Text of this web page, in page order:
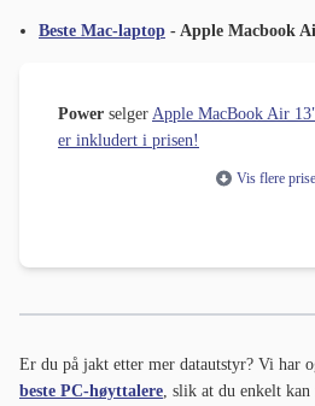
Beste Mac-laptop - Apple Macbook
Power selger Apple MacBook Air
er inkludert i prisen!
Vis flere
Er du på jakt etter mer datautstyr? Vi har
beste PC-høyttalere , slik at du enkelt